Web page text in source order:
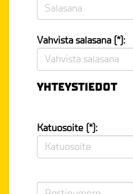
Vahvista salasana (*):
YHTEYSTIEDOT
Katuosoite (*):